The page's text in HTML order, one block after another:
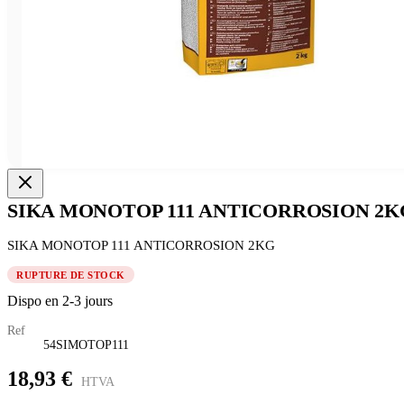
SIKA MONOTOP 111 ANTICORROSION
SIKA MONOTOP 111 ANTICORROSION 2KG
RUPTURE DE STOCK
Dispo en 2-3 jours
Ref
54SIMOTOP111
18,93 € HTVA